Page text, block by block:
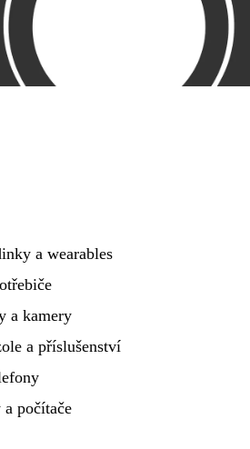
a wearables
a kamery
a příslušenství
počítače